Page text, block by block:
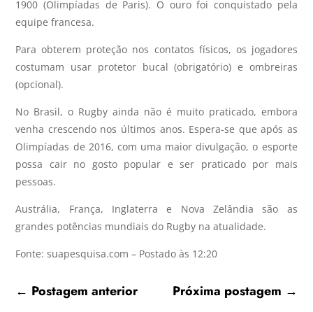
1900 (Olimpíadas de Paris). O ouro foi conquistado pela
equipe francesa.
Para obterem proteção nos contatos físicos, os jogadores
costumam usar protetor bucal (obrigatório) e ombreiras
(opcional).
No Brasil, o Rugby ainda não é muito praticado, embora
venha crescendo nos últimos anos. Espera-se que após as
Olimpíadas de 2016, com uma maior divulgação, o esporte
possa cair no gosto popular e ser praticado por mais
pessoas.
Austrália, França, Inglaterra e Nova Zelândia são as
grandes potências mundiais do Rugby na atualidade.
Fonte: suapesquisa.com – Postado às 12:20
← Postagem anterior Próxima postagem →